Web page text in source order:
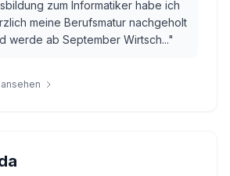
zum Informatiker habe ich
meine Berufsmatur nachgeholt
werde ab September Wirtsch..."